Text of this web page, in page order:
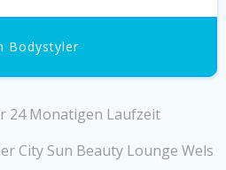
Bodystyler
24 Monatigen Laufzeit
City Sun Beauty Lounge Wels